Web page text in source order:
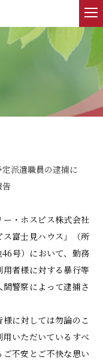
派遣職員の逮捕に
告
・ホスピス株式会社
富士見ハウス」（所
46号）において、勤務
者様に対する暴行等
間警察に よって逮捕さ
様に対しては勿論のこ
用いただいているすべ
不安とご不快な思い